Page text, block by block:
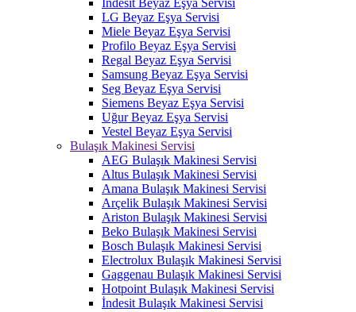
İndesit Beyaz Eşya Servisi
LG Beyaz Eşya Servisi
Miele Beyaz Eşya Servisi
Profilo Beyaz Eşya Servisi
Regal Beyaz Eşya Servisi
Samsung Beyaz Eşya Servisi
Seg Beyaz Eşya Servisi
Siemens Beyaz Eşya Servisi
Uğur Beyaz Eşya Servisi
Vestel Beyaz Eşya Servisi
Bulaşık Makinesi Servisi
AEG Bulaşık Makinesi Servisi
Altus Bulaşık Makinesi Servisi
Amana Bulaşık Makinesi Servisi
Arçelik Bulaşık Makinesi Servisi
Ariston Bulaşık Makinesi Servisi
Beko Bulaşık Makinesi Servisi
Bosch Bulaşık Makinesi Servisi
Electrolux Bulaşık Makinesi Servisi
Gaggenau Bulaşık Makinesi Servisi
Hotpoint Bulaşık Makinesi Servisi
İndesit Bulaşık Makinesi Servisi